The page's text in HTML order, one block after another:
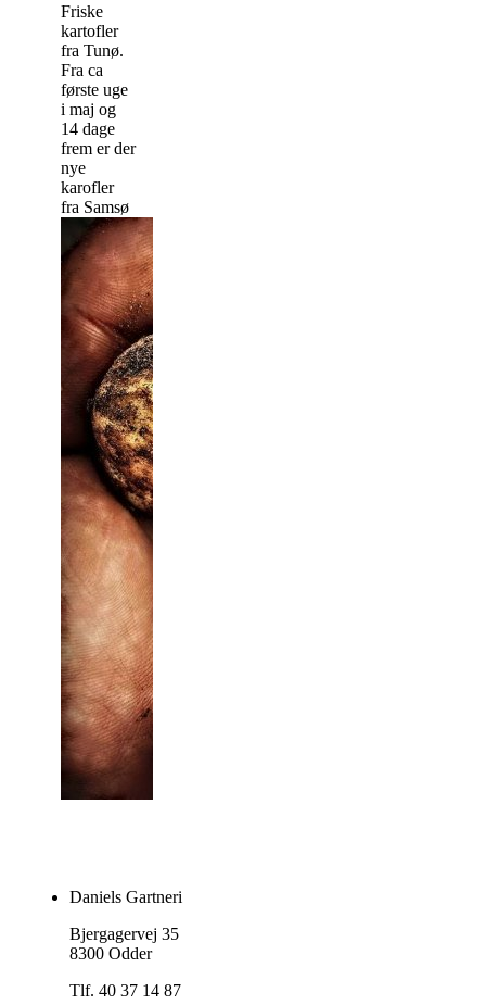
Friske
kartofler
fra Tunø.
Fra ca
første uge
i maj og
14 dage
frem er der
nye
karofler
fra Samsø
Daniels Gartneri
Bjergagervej 35
8300 Odder
Tlf. 40 37 14 87